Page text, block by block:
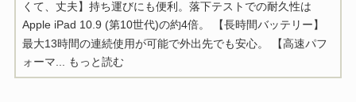
くて、丈夫】持ち運びにも便利。落下テストでの耐久性は
Apple iPad 10.9 (第10世代)の約4倍。 【長時間バッテリー】
最大13時間の連続使用が可能で外出先でも安心。 【高速パフ
ォーマ...
もっと読む